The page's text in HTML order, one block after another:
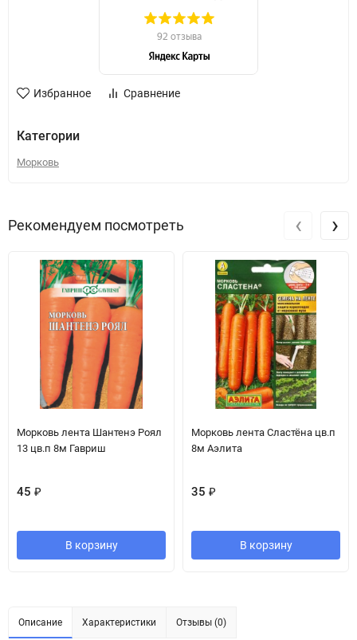
Избранное Сравнение
Категории
Морковь
Рекомендуем посмотреть
Морковь лента Шантенэ Роял
13 цв.п 8м Гавриш
45 ₽
В корзину
Морковь лента Сластёна цв.п
8м Аэлита
35 ₽
В корзину
‹ ›
Описание Характеристики Отзывы (0)